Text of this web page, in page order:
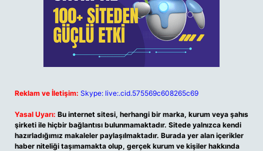
Reklam ve İletişim: Skype: live:.cid.575569c608265c69
Yasal Uyarı: Bu internet sitesi, herhangi bir marka, kurum veya şahıs
şirketi ile hiçbir bağlantısı bulunmamaktadır. Sitede yalnızca kendi
hazırladığımız makaleler paylaşılmaktadır. Burada yer alan içerikler
haber niteliği taşımamakta olup, gerçek kurum ve kişiler hakkında